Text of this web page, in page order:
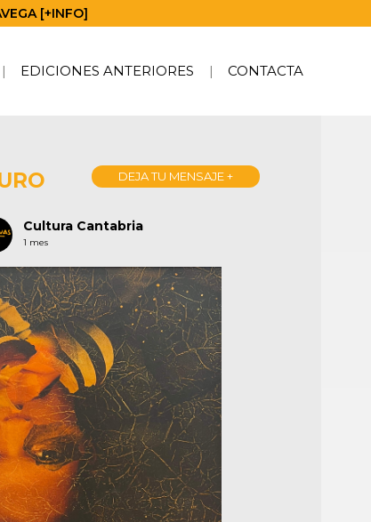
[+INFO]
EDICIONES ANTERIORES CONTACTA
DEJA TU MENSAJE +
Cultura Cantabria
1 mes